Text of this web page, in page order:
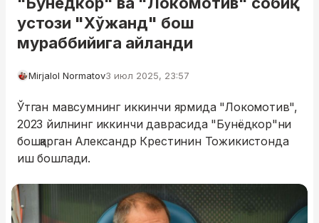
устози "Хўжанд" бош
мураббийига айланди
Mirjalol Normatov3 июл 2025, 23:57
Ўтган мавсумнинг иккинчи ярмида "Локомотив",
2023 йилнинг иккинчи даврасида "Бунёдкор"ни
бошқарган Александр Крестинин Тожикистонда
иш бошлади.